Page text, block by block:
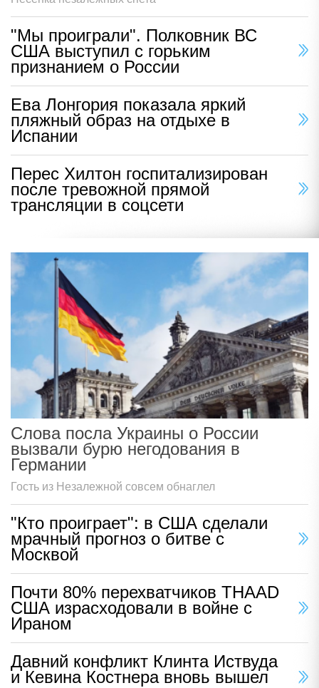
"Мы проиграли". Полковник ВС
США выступил с горьким
признанием о России
Ева Лонгория показала яркий
пляжный образ на отдыхе в
Испании
Перес Хилтон госпитализирован
после тревожной прямой
трансляции в соцсети
Слова посла Украины о России
вызвали бурю негодования в
Германии
Гость из Незалежной совсем обнаглел
"Кто проиграет": в США сделали
мрачный прогноз о битве с
Москвой
Почти 80% перехватчиков THAAD
США израсходовали в войне с
Ираном
Давний конфликт Клинта Иствуда
и Кевина Костнера вновь вышел